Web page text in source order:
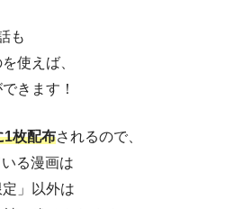
も
使えば、
きます！
1枚配布されるので、
る漫画は
定」以外は